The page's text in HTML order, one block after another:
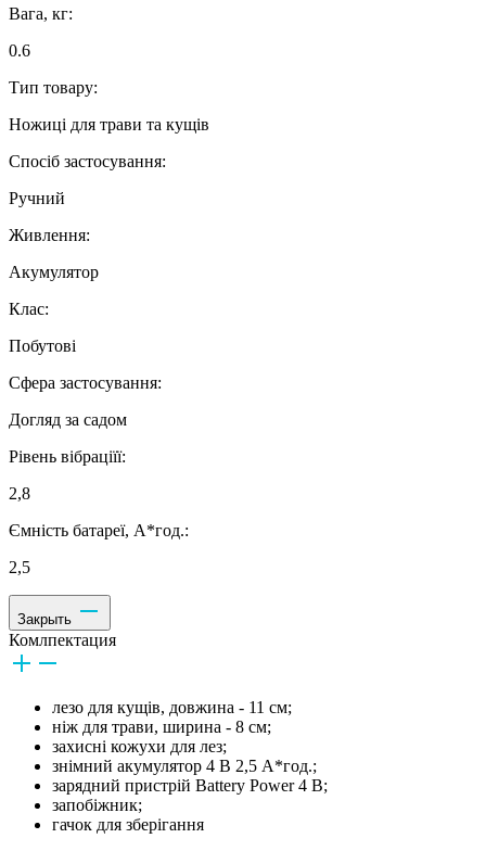
Вага, кг:
0.6
Тип товару:
Ножиці для трави та кущів
Спосіб застосування:
Ручний
Живлення:
Акумулятор
Клас:
Побутові
Сфера застосування:
Догляд за садом
Рівень вібраціїї:
2,8
Ємність батареї, А*год.:
2,5
Закрыть
Комлпектация
лезо для кущів, довжина - 11 см;
ніж для трави, ширина - 8 см;
захисні кожухи для лез;
знімний акумулятор 4 В 2,5 А*год.;
зарядний пристрій Battery Power 4 В;
запобіжник;
гачок для зберігання